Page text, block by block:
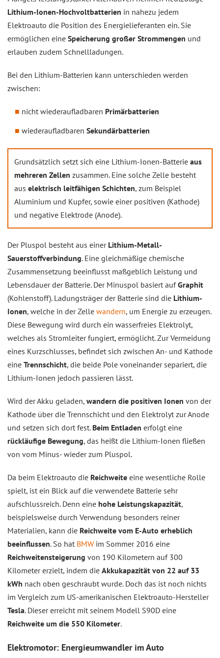
Lithium-Ionen-Hochvoltbatterien in nahezu jedem
Elektroauto die Position des Energielieferanten ein. Sie
ermöglichen eine Speicherung großer Strommengen und
erlauben zudem Schnellladungen.
Bei den Lithium-Batterien kann unterschieden werden
zwischen:
nicht wiederaufladbaren Primärbatterien
wiederaufladbaren Sekundärbatterien
Grundsätzlich setzt sich eine Lithium-Ionen-Batterie aus
mehreren Zellen zusammen. Eine solche Zelle besteht
aus elektrisch leitfähigen Schichten, zum Beispiel
Aluminium und Kupfer, sowie einer positiven (Kathode)
und negative Elektrode (Anode).
Der Pluspol besteht aus einer Lithium-Metall-
Sauerstoffverbindung. Eine gleichmäßige chemische
Zusammensetzung beeinflusst maßgeblich Leistung und
Lebensdauer der Batterie. Der Minuspol basiert aufGraphit
(Kohlenstoff). Ladungsträger der Batterie sind die Lithium-
Ionen, welche in der Zelle wandern, um Energie zu erzeugen.
Diese Bewegung wird durch ein wasserfreies Elektrolyt,
welches als Stromleiter fungiert, ermöglicht. Zur Vermeidung
eines Kurzschlusses, befindet sich zwischen An- und Kathode
eine Trennschicht, die beide Pole voneinander separiert, die
Lithium-Ionen jedoch passieren lässt.
Wird der Akku geladen, wandern die positiven Ionen von der
Kathode über die Trennschicht und den Elektrolyt zur Anode
und setzen sich dort fest. Beim Entladen erfolgt eine
rückläufige Bewegung, das heißt die Lithium-Ionen fließen
von vom Minus- wieder zum Pluspol.
Da beim Elektroauto die Reichweite eine wesentliche Rolle
spielt, ist ein Blick auf die verwendete Batterie sehr
aufschlussreich. Denn eine hohe Leistungskapazität,
beispielsweise durch Verwendung besonders reiner
Materialien, kann die Reichweite vom E-Auto erheblich
beeinflussen. So hat BMW im Sommer 2016 eine
Reichweitensteigerung von 190 Kilometern auf 300
Kilometer erzielt, indem die Akkukapazität von 22 auf 33
kWh nach oben geschraubt wurde. Doch das ist noch nichts
im Vergleich zum US-amerikanischen Elektroauto-Hersteller
Tesla. Dieser erreicht mit seinem Modell S90D eine
Reichweite um die 550 Kilometer.
Elektromotor: Energieumwandler im Auto